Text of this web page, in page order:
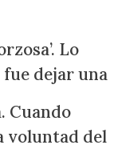
Lo
fue dejar una
Cuando
voluntad del